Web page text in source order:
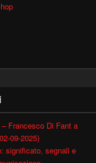
Francesco Di Fant a
09-2025)
significato, segnali e